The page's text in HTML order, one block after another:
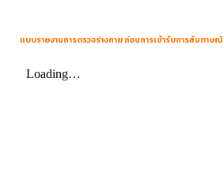
แบบรายงานการตรวจร่างกาย ก่อนการเข้ารับการสัมภาษณ์